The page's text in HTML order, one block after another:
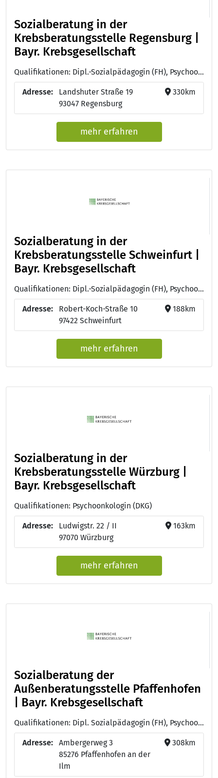
Sozialberatung in der
Krebsberatungsstelle Regensburg |
Bayr. Krebsgesellschaft
Qualifikationen: Dipl.-Sozialpädagogin (FH), Psychoonkologin (DKG)
Adresse:
Landshuter Straße 19
93047 Regensburg
330km
mehr erfahren
Sozialberatung in der
Krebsberatungsstelle Schweinfurt |
Bayr. Krebsgesellschaft
Qualifikationen: Dipl.-Sozialpädagogin (FH), Psychoonkologin (DKG), Dipl. Ehe-, Familien-, und Lebensberaterin (BAG)
Adresse:
Robert-Koch-Straße 10
97422 Schweinfurt
188km
mehr erfahren
Sozialberatung in der
Krebsberatungsstelle Würzburg |
Bayr. Krebsgesellschaft
Qualifikationen: Psychoonkologin (DKG)
Adresse:
Ludwigstr. 22 / II
97070 Würzburg
163km
mehr erfahren
Sozialberatung der
Außenberatungsstelle Pfaffenhofen
| Bayr. Krebsgesellschaft
Qualifikationen: Dipl. Sozialpädagogin (FH), Psychoonkologin (DKG), Mediatorin, Systemische Therapeutin/Familientherapeutin (DGSF), Dipl. Pädagogin
Adresse:
Ambergerweg 3
85276 Pfaffenhofen an der
Ilm
308km